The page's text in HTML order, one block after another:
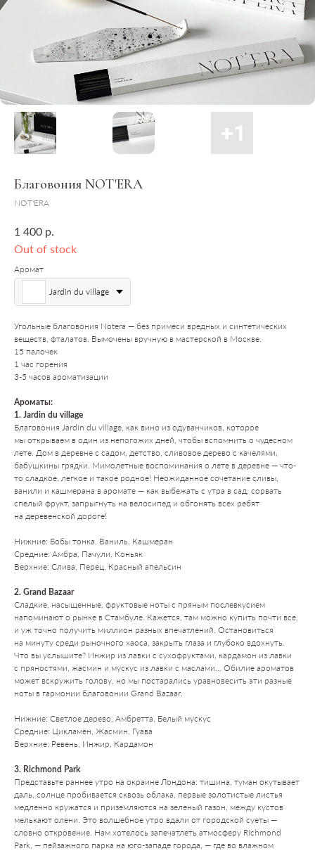
Благовония NOT'ERA
NOT'ERA
1 400 р.
Out of stock
Аромат
Jardin du village
Угольные благовония Notera — без примеси вредных и синтетических
веществ, фталатов. Вымочены вручную в мастерской в Москве.
15 палочек
1 час горения
3-5 часов ароматизации
Ароматы:
1. Jardin du village
Благовония Jardin du village, как вино из одуванчиков, которое
мы открываем в один из непогожих дней, чтобы вспомнить о чудесном
лете. Дом в деревне с садом, детство, сливовое дерево с качелями,
бабушкины грядки. Мимолетные воспоминания о лете в деревне — что-
то сладкое, легкое и такое родное! Неожиданное сочетание сливы,
ванили и кашмерана в аромате — как выбежать с утра в сад, сорвать
спелый фрукт, запрыгнуть на велосипед и обгонять всех ребят
на деревенской дороге!
Нижние: Бобы тонка, Ваниль, Кашмеран
Средние: Амбра, Пачули, Коньяк
Верхние: Слива, Перец, Красный апельсин
2. Grand Bazaar
Сладкие, насыщенные, фруктовые ноты с пряным послевкусием
напоминают о рынке в Стамбуле. Кажется, там можно купить почти все,
и уж точно получить миллион разных впечатлений. Остановиться
на минуту среди рыночного хаоса, закрыть глаза и глубоко вдохнуть.
Что вы услышите? Инжир из лавки с сухофруктами, кардамон из лавки
с пряностями, жасмин и мускус из лавки с маслами… Обилие ароматов
может вскружить голову, но мы постарались уравновесить эти разные
ноты в гармонии благовонии Grand Bazaar.
Нижние: Светлое дерево, Амбретта, Белый мускус
Средние: Цикламен, Жасмин, Гуава
Верхние: Ревень, Инжир, Кардамон
3. Richmond Park
Представьте раннее утро на окраине Лондона: тишина, туман окутывает
даль, солнце пробивается сквозь облака, первые золотистые листья
медленно кружатся и приземляются на зеленый газон, между кустов
мелькают олени. Это волшебное утро вдали от городской суеты —
словно откровение. Нам хотелось запечатлеть атмосферу Richmond
Park, — пейзажного парка на юго-западе города, — где во влажном